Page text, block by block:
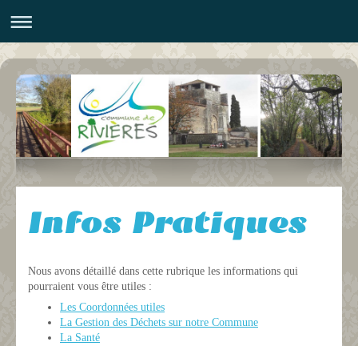
Infos Pratiques
Nous avons détaillé dans cette rubrique les informations qui
pourraient vous être utiles :
Les Coordonnées utiles
La Gestion des Déchets sur notre Commune
La Santé